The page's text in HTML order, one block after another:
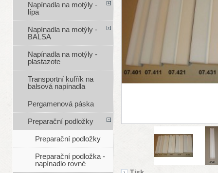
Napínadla na motýly -
lípa
Napínadla na motýly -
BALSA
Napínadla na motýly -
plastazote
Transportní kufřík na
balsová napínadla
Pergamenová páska
Preparační podložky
Preparační podložky
Preparační podložka -
napínadlo rovné